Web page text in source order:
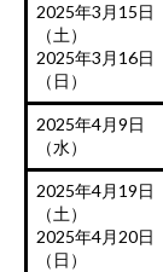
2025年3月15日
（土）
2025年3月16日
（日）
2025年4月9日
（水）
2025年4月19日
（土）
2025年4月20日
（日）